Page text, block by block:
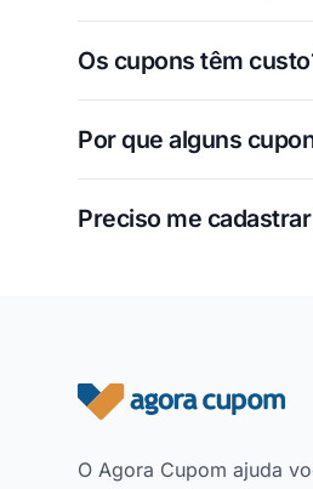
Os cupons têm
Por que alguns
Preciso me
Rodapé do site
O Agora Cupom ajuda